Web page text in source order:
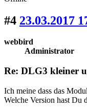
#4 23.03.2017
webbird
Administrator
Re: DLG3 kleiner
Ich meine dass das
Welche Version hast Du